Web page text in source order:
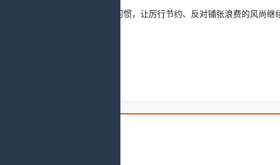
成勤俭节约的习惯，让厉行节约、反对铺张浪费的风尚继